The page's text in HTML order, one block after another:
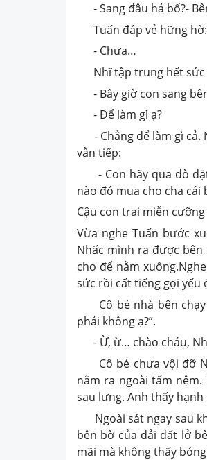
- Sang đâu hả bố?-
Tuấn đáp vẻ hững hờ:
- Chưa…
Nhĩ tập trung hết sức
- Bây giờ con sang
- Để làm gì ạ?
- Chẳng để làm gì cả.
vẫn tiếp:
- Con hãy qua đò đặt
nào đó mua cho cha cái
Cậu con trai miễn
Vừa nghe Tuấn bước
Nhấc mình ra được
cho để nằm
sức rồi cất tiếng gọi yếu
Cô bé nhà bên chạy
phải không ạ?”.
- Ừ, ừ… chào cháu,
Cô bé chưa vội đỡ
nằm ra ngoài tấm
sau lưng. Anh thấy
Ngoài sát ngay sau
bên bờ của dải đất lở
mãi mà không thấy